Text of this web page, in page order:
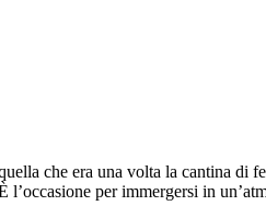
che era una volta la cantina di
l’occasione per immergersi in